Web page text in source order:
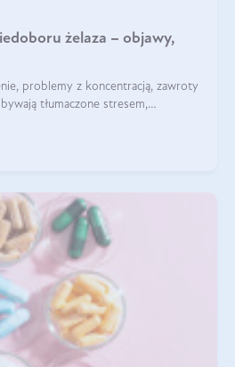
żelaza – objawy,
problemy z koncentracją, zawroty
tłumaczone stresem,